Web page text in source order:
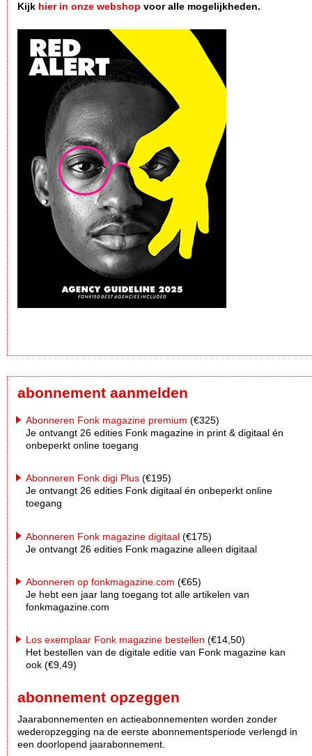
Kijk hier in onze webshop voor alle mogelijkheden.
abonnement aanmelden
Abonneren Fonk magazine premium (€325)
Je ontvangt 26 edities Fonk magazine in print & digitaal én
onbeperkt online toegang
Abonneren Fonk digi Plus (€195)
Je ontvangt 26 edities Fonk digitaal én onbeperkt online
toegang
Abonneren Fonk magazine digitaal (€175)
Je ontvangt 26 edities Fonk magazine alleen digitaal
Abonneren op fonkmagazine.com (€65)
Je hebt een jaar lang toegang tot alle artikelen van
fonkmagazine.com
Los exemplaar Fonk magazine bestellen (€14,50)
Het bestellen van de digitale editie van Fonk magazine kan
ook (€9,49)
abonnement opzeggen
Jaarabonnementen en actieabonnementen worden zonder
wederopzegging na de eerste abonnementsperiode verlengd in
een doorlopend jaarabonnement.